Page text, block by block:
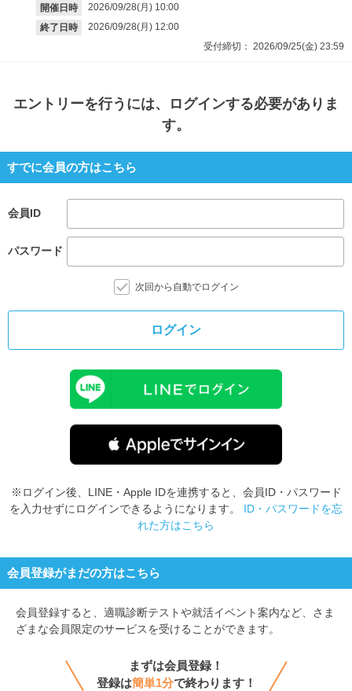
開催日時 2026/09/28(月) 10:00
終了日時
2026/09/28(月) 12:00
受付締切： 2026/09/25(金) 23:59
エントリーを行うには、ログインする必要がありま
す。
すでに会員の方はこちら
会員ID
パスワード
次回から自動でログイン
ログイン
※ログイン後、LINE・Apple IDを連携すると、会員ID・パスワード
を入力せずにログインできるようになります。 ID・パスワードを忘
れた方はこちら
会員登録がまだの方はこちら
会員登録すると、 適職診断テストや就活イベント案内など、さま
ざまな会員限定のサービスを受けることができます。
まずは会員登録！
登録は簡単1分で終わります！